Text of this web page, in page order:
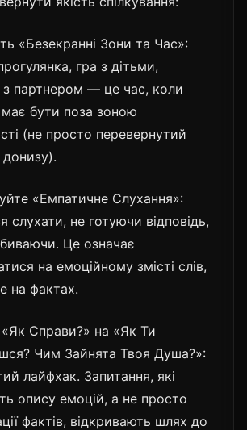
«Безекранні Зони та Час»:
гра з дітьми,
партнером — це час, коли
бути поза зоною
(не просто перевернутий
«Емпатичне Слухання»:
слухати, не готуючи відповідь,
Це означає
на емоційному змісті слів,
на фактах.
«Як Справи?» на «Як Ти
Чим Зайнята Твоя Душа?»:
лайфхак. Запитання, які
опису емоцій, а не просто
фактів, відкривають шлях до